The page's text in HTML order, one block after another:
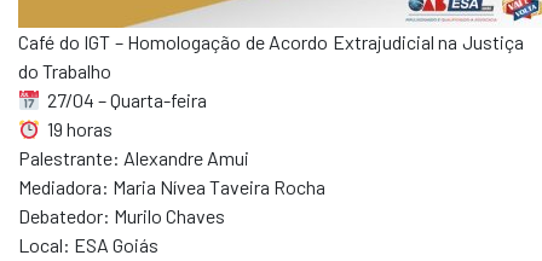
Café do IGT – Homologação de Acordo Extrajudicial na Justiça
do Trabalho
27/04 – Quarta-feira
19 horas
Palestrante: Alexandre Amui
Mediadora: Maria Nívea Taveira Rocha
Debatedor: Murilo Chaves
Local: ESA Goiás